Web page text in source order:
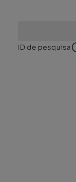
ID de pesquisa